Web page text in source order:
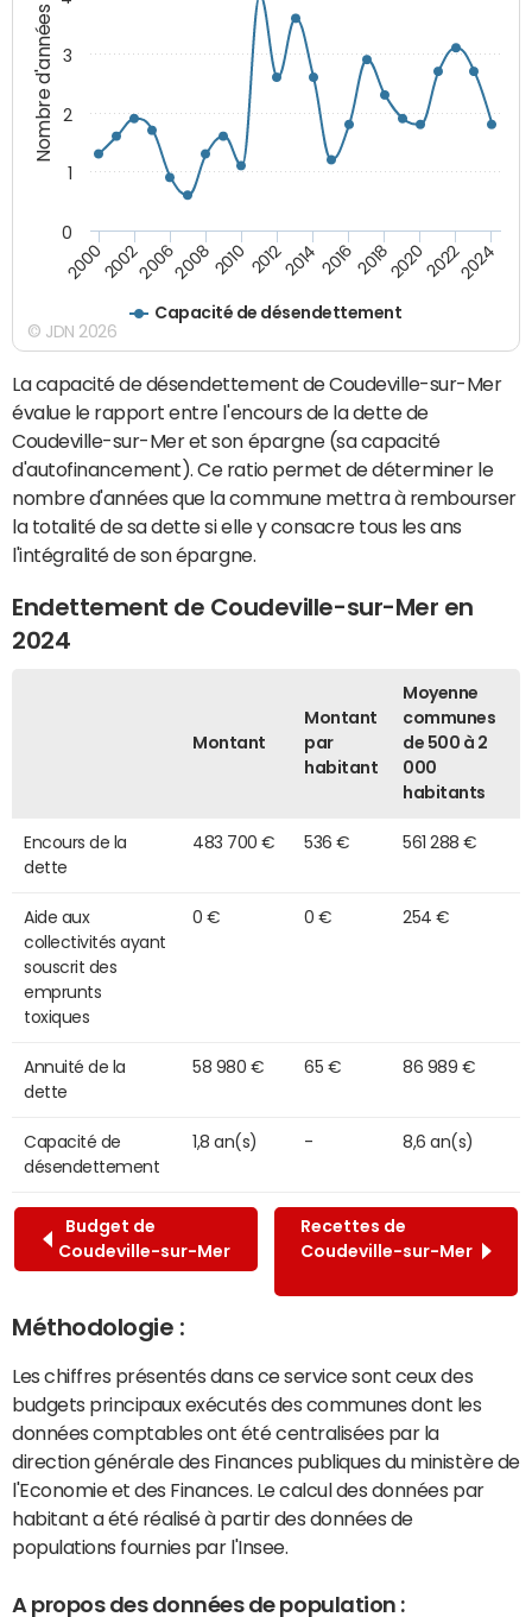
Nombre d'années
Capacité de désendettement
20002002200620082010 2012201420162018202020222024
0
1
2
3
© JDN 2026
La capacité de désendettement de Coudeville-sur-Mer
évalue le rapport entre l'encours de la dette de
Coudeville-sur-Mer et son épargne (sa capacité
d'autofinancement). Ce ratio permet de déterminer le
nombre d'années que la commune mettra à rembourser
la totalité de sa dette si elle y consacre tous les ans
l'intégralité de son épargne.
Endettement de Coudeville-sur-Mer en
2024
Montant
Montant
par
habitant
Moyenne
communes
de 500 à 2
000
habitants
Encours de la
dette
483 700 € 536 € 561 288 €
Aide aux
collectivités ayant
souscrit des
emprunts
toxiques
0 € 0 € 254 €
Annuité de la
dette
58 980 € 65 € 86 989 €
Capacité de
désendettement
1,8 an(s) - 8,6 an(s)
Budget de
Coudeville-sur-Mer
Recettes de
Coudeville-sur-Mer
Méthodologie :
Les chiffres présentés dans ce service sont ceux des
budgets principaux exécutés des communes dont les
données comptables ont été centralisées par la
direction générale des Finances publiques du ministère de
l'Economie et des Finances. Le calcul des données par
habitant a été réalisé à partir des données de
populations fournies par l'Insee.
A propos des données de population :